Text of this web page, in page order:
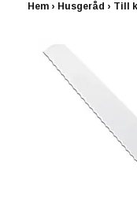
Hem › Husgeråd › Till